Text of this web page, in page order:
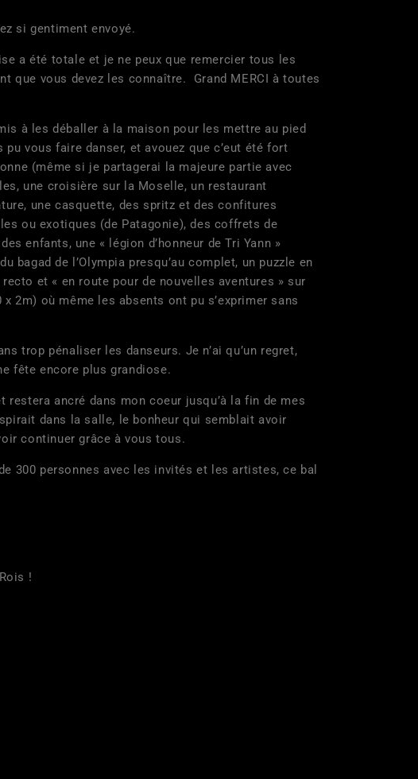
si gentiment envoyé.
a été totale et je ne peux que remercier tous les
que vous devez les connaître. Grand MERCI à toutes
à les déballer à la maison pour les mettre au pied
pu vous faire danser, et avouez que c’eut été fort
(même si je partagerai la majeure partie avec
une croisière sur la Moselle, un restaurant
une casquette, des spritz et des confitures
ou exotiques (de Patagonie), des coffrets de
enfants, une « légion d’honneur de Tri Yann »
bagad de l’Olympia presqu’au complet, un puzzle en
et « en route pour de nouvelles aventures » sur
2m) où même les absents ont pu s’exprimer sans
pénaliser les danseurs. Je n’ai qu’un regret,
fête encore plus grandiose.
ancré dans mon coeur jusqu’à la fin de mes
dans la salle, le bonheur qui semblait avoir
continuer grâce à vous tous.
personnes avec les invités et les artistes, ce bal
!